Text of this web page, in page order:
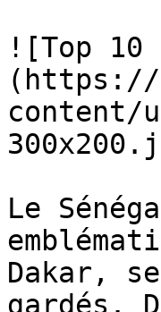
![Top 10
(https://
content/
Le
Dakar,
gardés.